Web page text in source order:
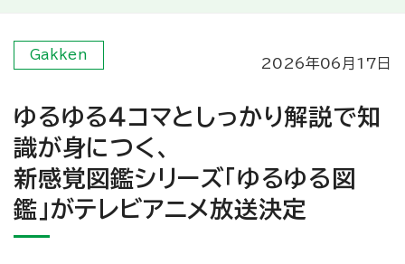
Gakken
2026年06月17日
ゆるゆる４コマとしっかり解説で知
識が身につく、
新感覚図鑑シリーズ「ゆるゆる図
鑑」がテレビアニメ放送決定